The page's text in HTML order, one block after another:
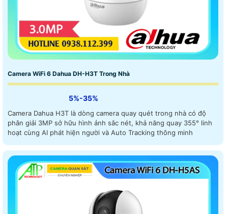
Camera WiFi 6 Dahua DH-H3T Trong Nhà
5%-35%
Camera Dahua H3T là dòng camera quay quét trong nhà có độ
phân giải 3MP sở hữu hình ảnh sắc nét, khả năng quay 355° linh
hoạt cùng AI phát hiện người và Auto Tracking thông minh